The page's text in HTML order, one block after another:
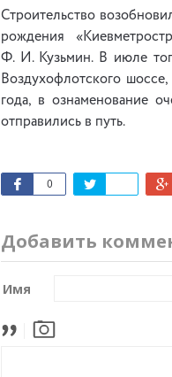
Строительство
рождения
Ф. И. Кузьмин. В июле
Воздухофлотского
года, в ознаменование
отправились в путь.
0
Добавить
Имя